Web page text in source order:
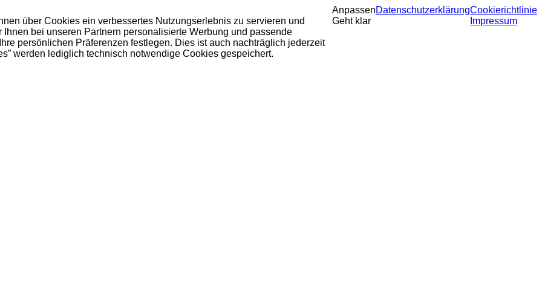
über Cookies ein verbessertes Nutzungserlebnis zu servieren und
bei unseren Partnern personalisierte Werbung und passende
persönlichen Präferenzen festlegen. Dies ist auch nachträglich jederzeit
werden lediglich technisch notwendige Cookies gespeichert.
Anpassen
Geht klar
DatenschutzerklärungCookierichtlinie
Impressum